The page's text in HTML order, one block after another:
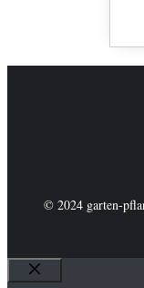
© 2024 garten-